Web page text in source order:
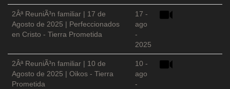
2Âª ReuniÃ³n familiar | 17 de
Agosto de 2025 | Perfeccionados
en Cristo - Tierra Prometida
17 -
ago
-
2025
2Âª ReuniÃ³n familiar | 10 de
Agosto de 2025 | Oikos - Tierra
Prometida
10 -
ago
-